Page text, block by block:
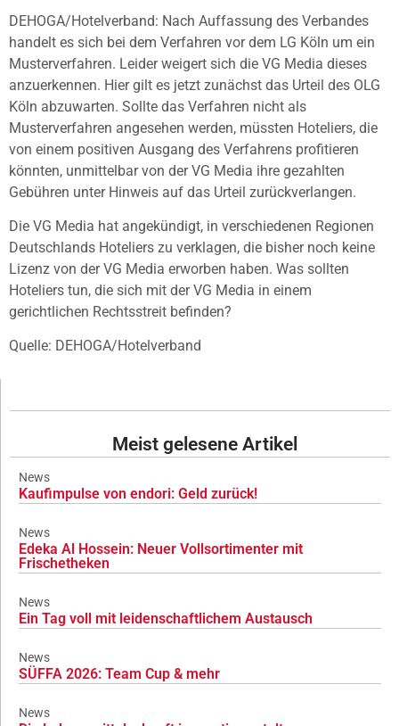
DEHOGA/Hotelverband: Nach Auffassung des Verbandes
handelt es sich bei dem Verfahren vor dem LG Köln um ein
Musterverfahren. Leider weigert sich die VG Media dieses
anzuerkennen. Hier gilt es jetzt zunächst das Urteil des OLG
Köln abzuwarten. Sollte das Verfahren nicht als
Musterverfahren angesehen werden, müssten Hoteliers, die
von einem positiven Ausgang des Verfahrens profitieren
könnten, unmittelbar von der VG Media ihre gezahlten
Gebühren unter Hinweis auf das Urteil zurückverlangen.
Die VG Media hat angekündigt, in verschiedenen Regionen
Deutschlands Hoteliers zu verklagen, die bisher noch keine
Lizenz von der VG Media erworben haben. Was sollten
Hoteliers tun, die sich mit der VG Media in einem
gerichtlichen Rechtsstreit befinden?
Quelle: DEHOGA/Hotelverband
Meist gelesene Artikel
News
Kaufimpulse von endori: Geld zurück!
News
Edeka Al Hossein: Neuer Vollsortimenter mit
Frischetheken
News
Ein Tag voll mit leidenschaftlichem Austausch
News
SÜFFA 2026: Team Cup & mehr
News